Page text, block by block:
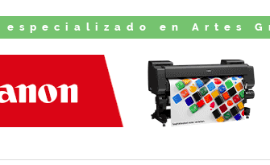
en Artes